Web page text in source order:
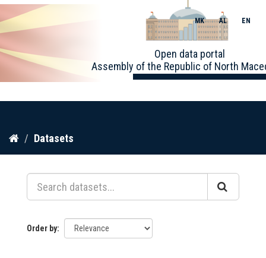
Skip
content
Open data portal
Assembly of the Republic of North
MK AL EN
Datasets
Order by